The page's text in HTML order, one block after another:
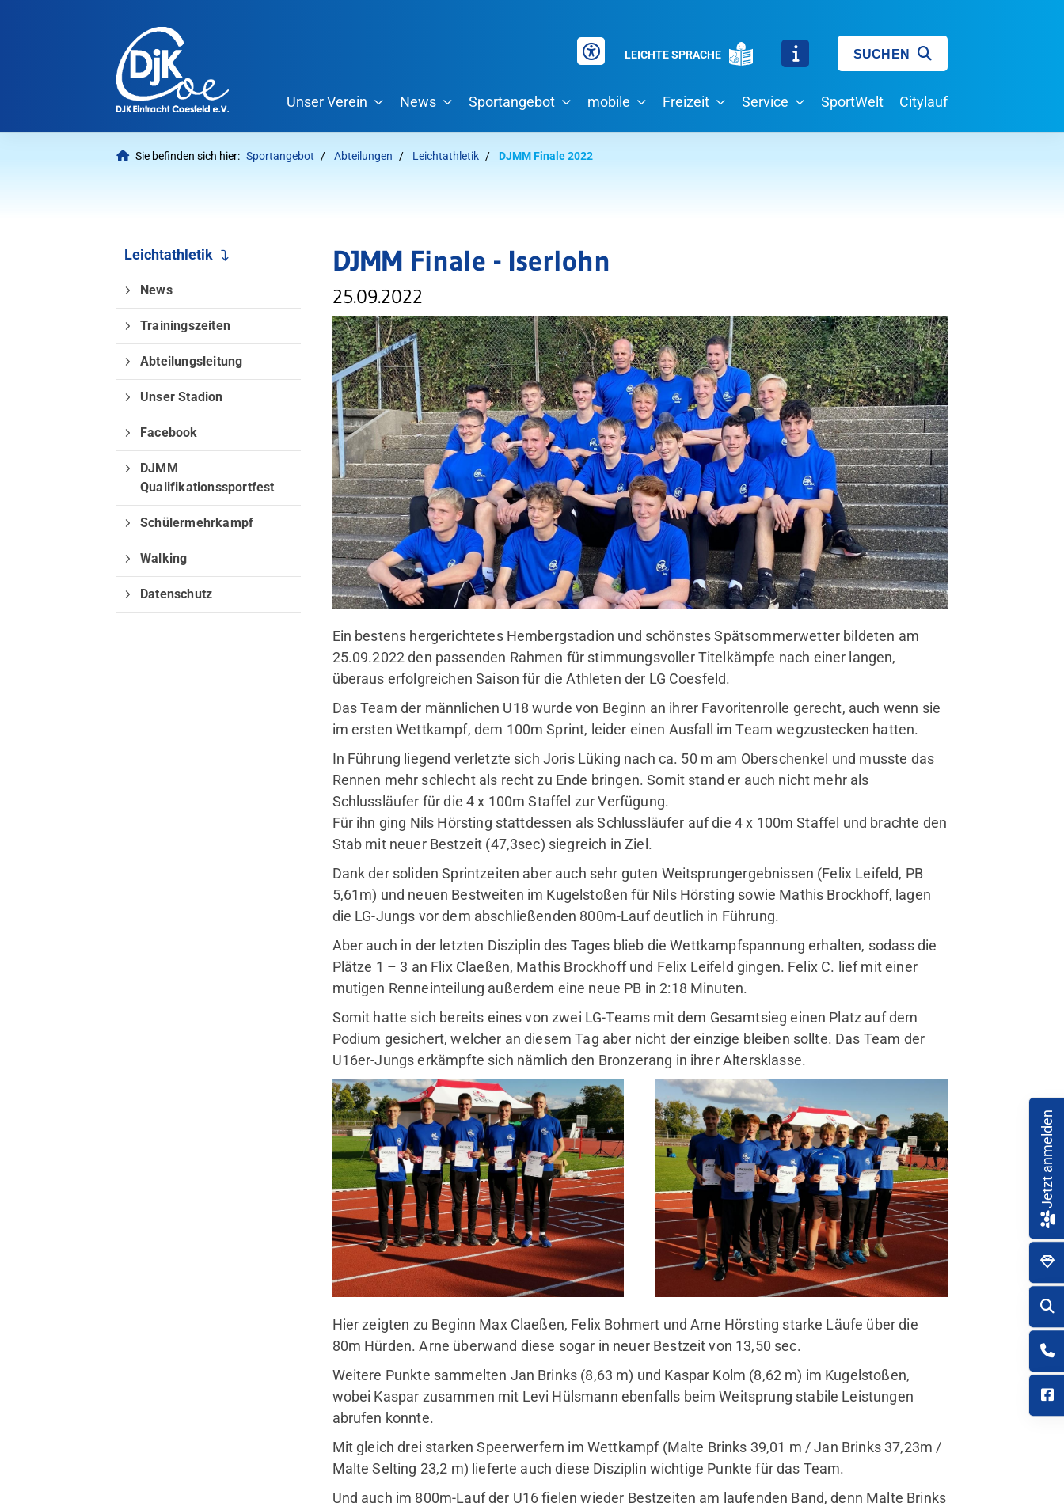
LEICHTE SPRACHE SUCHEN
Unser Verein News Sportangebot mobile Freizeit Service SportWelt Citylauf
Sie befinden sich hier: Sportangebot Abteilungen Leichtathletik DJMM Finale 2022
DJMM Finale - Iserlohn
25.09.2022
Ein bestens hergerichtetes Hembergstadion und schönstes Spätsommerwetter bildeten am
25.09.2022 den passenden Rahmen für stimmungsvoller Titelkämpfe nach einer langen,
überaus erfolgreichen Saison für die Athleten der LG Coesfeld.
Das Team der männlichen U18 wurde von Beginn an ihrer Favoritenrolle gerecht, auch wenn sie
im ersten Wettkampf, dem 100m Sprint, leider einen Ausfall im Team wegzustecken hatten.
In Führung liegend verletzte sich Joris Lüking nach ca. 50 m am Oberschenkel und musste das
Rennen mehr schlecht als recht zu Ende bringen. Somit stand er auch nicht mehr als
Schlussläufer für die 4 x 100m Staffel zur Verfügung.
Für ihn ging Nils Hörsting stattdessen als Schlussläufer auf die 4 x 100m Staffel und brachte den
Stab mit neuer Bestzeit (47,3sec) siegreich in Ziel.
Dank der soliden Sprintzeiten aber auch sehr guten Weitsprungergebnissen (Felix Leifeld, PB
5,61m) und neuen Bestweiten im Kugelstoßen für Nils Hörsting sowie Mathis Brockhoff, lagen
die LG-Jungs vor dem abschließenden 800m-Lauf deutlich in Führung.
Aber auch in der letzten Disziplin des Tages blieb die Wettkampfspannung erhalten, sodass die
Plätze 1 – 3 an Flix Claeßen, Mathis Brockhoff und Felix Leifeld gingen. Felix C. lief mit einer
mutigen Renneinteilung außerdem eine neue PB in 2:18 Minuten.
Somit hatte sich bereits eines von zwei LG-Teams mit dem Gesamtsieg einen Platz auf dem
Podium gesichert, welcher an diesem Tag aber nicht der einzige bleiben sollte. Das Team der
U16er-Jungs erkämpfte sich nämlich den Bronzerang in ihrer Altersklasse.
Hier zeigten zu Beginn Max Claeßen, Felix Bohmert und Arne Hörsting starke Läufe über die
80m Hürden. Arne überwand diese sogar in neuer Bestzeit von 13,50 sec.
Weitere Punkte sammelten Jan Brinks (8,63 m) und Kaspar Kolm (8,62 m) im Kugelstoßen,
wobei Kaspar zusammen mit Levi Hülsmann ebenfalls beim Weitsprung stabile Leistungen
abrufen konnte.
Mit gleich drei starken Speerwerfern im Wettkampf (Malte Brinks 39,01 m / Jan Brinks 37,23m /
Malte Selting 23,2 m) lieferte auch diese Disziplin wichtige Punkte für das Team.
Und auch im 800m-Lauf der U16 fielen wieder Bestzeiten am laufenden Band, denn Malte Brinks
Leichtathletik
News
Trainingszeiten
Abteilungsleitung
Unser Stadion
Facebook
DJMM
Qualifikationssportfest
Schülermehrkampf
Walking
Datenschutz
Jetzt anmelden
Welche Inhalte wollen Sie durchsuchen?
Sie können zwischen "Sportangebote" und "Webseite" über die
nachfolgenden Schaltflächen wählen.
Sportangebote finden Webseite durchsuchen
Kinder & Jugendliche
Erwachsene
Fitnessstudio
Mitglied werden
FAQ